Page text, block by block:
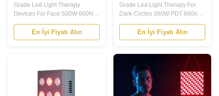
Grade Led Light Therapy
Devices For Face 500W 660Nm
850Nm Medical Led Light
Therapy Lamp Near Infrared
Red Light Understanding Red
infrared light that falls within the
wavelength range of 650-850
En İyi Fiyatı Alın
Grade Led Light Therapy For
Dark Circles 300W PDT 660nm
850nm Near Infrared LED Light
Therapy For Wrinkles Remote
control function: Timing function,
timed beauty treatment, let you
take a rest and physiotherapy
beauty, one-click worry-free Red
En İyi Fiyatı Alın